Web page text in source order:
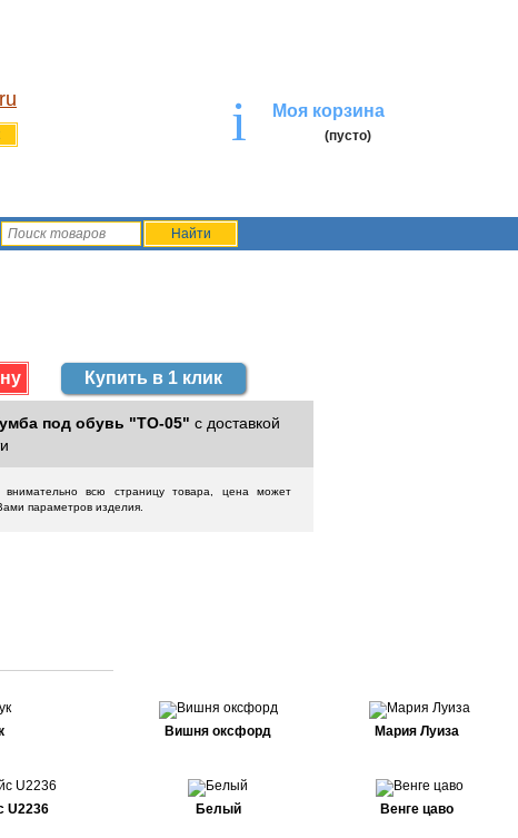
i Моя корзина
(пусто)
Купить в 1 клик
под обувь "ТО-05" с доставкой
внимательно всю страницу товара, цена может
параметров изделия.
Вишня оксфорд Мария Луиза
U2236 Белый Венге цаво